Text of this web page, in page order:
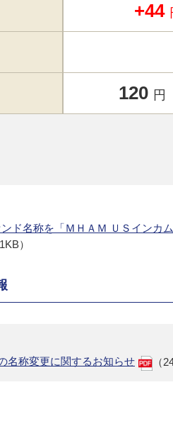
+44
120 円
ド名称を「ＭＨＡＭ ＵＳイン
）
名称変更に関するお知らせ
（